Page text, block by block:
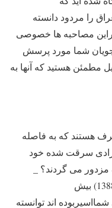
را مردود دانسته
مصاحبه ها خصوصی
شما مورد پرسش
مطمئن هستید که آنها به
هستند که به فاصله
سرقت شده خود
می گردند؟ _
بنابرآمار تقریبی ازسال 1368 تاکنون (1388) بیش
اند توانسته